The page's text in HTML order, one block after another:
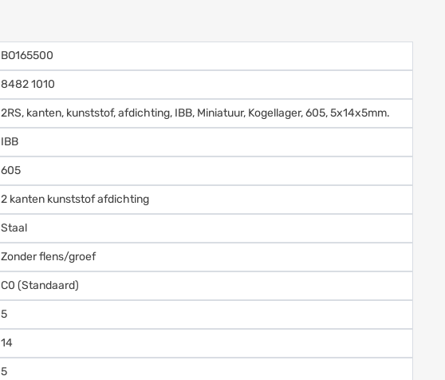
BO165500
8482 1010
2RS, kanten, kunststof, afdichting, IBB, Miniatuur, Kogellager, 605, 5x14x5mm.
IBB
605
2 kanten kunststof afdichting
Staal
Zonder flens/groef
C0 (Standaard)
5
14
5